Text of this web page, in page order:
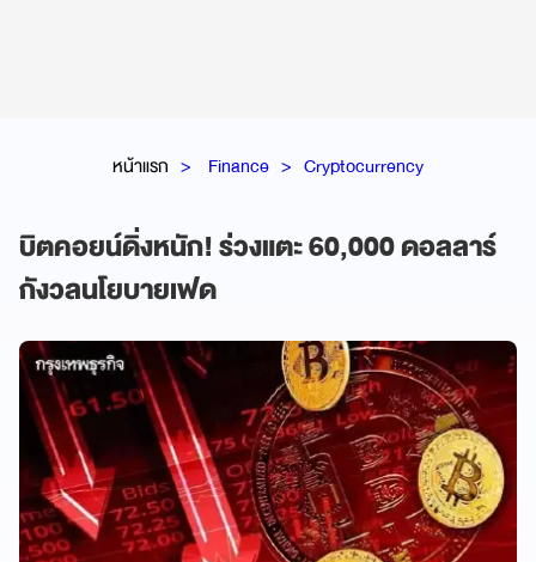
หน้าแรก Finance Cryptocurrency
บิตคอยน์ดิ่งหนัก! ร่วงแตะ 60,000 ดอลลาร์
กังวลนโยบายเฟด